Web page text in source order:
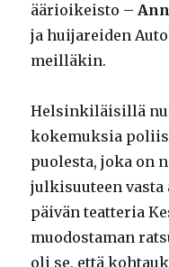
äärioikeisto –
ja huijareiden
meilläkin.
Helsinkiläisillä
kokemuksia
puolesta, joka on
julkisuuteen
päivän teatteria
muodostaman
oli se, että